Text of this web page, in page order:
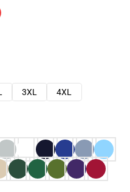
3XL
4XL